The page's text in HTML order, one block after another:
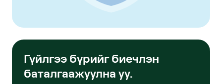
Гүйлгээ бүрийг биечлэн
баталгаажуулна уу.